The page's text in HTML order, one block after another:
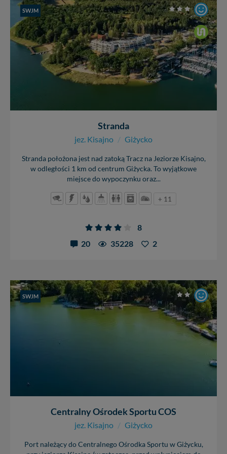
SWJM
Stranda
jez. Kisajno / Giżycko
Stranda położona jest nad zatoką Tracz na Jeziorze Kisajno,
w odległości 1 km od centrum Giżycka. To wyjątkowe
miejsce do wypoczynku oraz...
+ 11
8
20
35228 2
SWJM
Centralny Ośrodek Sportu COS
jez. Kisajno / Giżycko
Port należący do Centralnego Ośrodka Sportu w Giżycku,